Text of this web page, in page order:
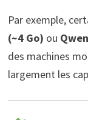
Par exemple,
(~4 Go) ou
des machines
largement les